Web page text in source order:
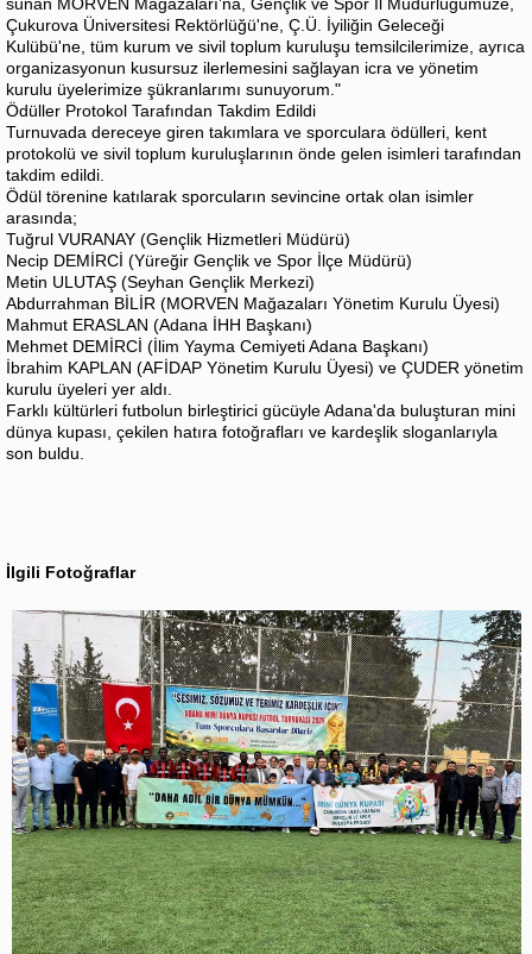
Çukurova Üniversitesi Rektörlüğü'ne, Ç.Ü. İyiliğin Geleceği
Kulübü'ne, tüm kurum ve sivil toplum kuruluşu temsilcilerimize, ayrıca
organizasyonun kusursuz ilerlemesini sağlayan icra ve yönetim
kurulu üyelerimize şükranlarımı sunuyorum."
​Ödüller Protokol Tarafından Takdim Edildi
​Turnuvada dereceye giren takımlara ve sporculara ödülleri, kent
protokolü ve sivil toplum kuruluşlarının önde gelen isimleri tarafından
takdim edildi.
Ödül törenine katılarak sporcuların sevincine ortak olan isimler
arasında;
​Tuğrul VURANAY (Gençlik Hizmetleri Müdürü)
​Necip DEMİRCİ (Yüreğir Gençlik ve Spor İlçe Müdürü)
​Metin ULUTAŞ (Seyhan Gençlik Merkezi)
​Abdurrahman BİLİR (MORVEN Mağazaları Yönetim Kurulu Üyesi)
​Mahmut ERASLAN (Adana İHH Başkanı)
​Mehmet DEMİRCİ (İlim Yayma Cemiyeti Adana Başkanı)
​İbrahim KAPLAN (AFİDAP Yönetim Kurulu Üyesi) ve ÇUDER yönetim
kurulu üyeleri yer aldı.
​Farklı kültürleri futbolun birleştirici gücüyle Adana'da buluşturan mini
dünya kupası, çekilen hatıra fotoğrafları ve kardeşlik sloganlarıyla
son buldu.
İlgili Fotoğraflar